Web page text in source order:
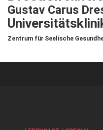
Gustav Carus
Zentrum für Seelische